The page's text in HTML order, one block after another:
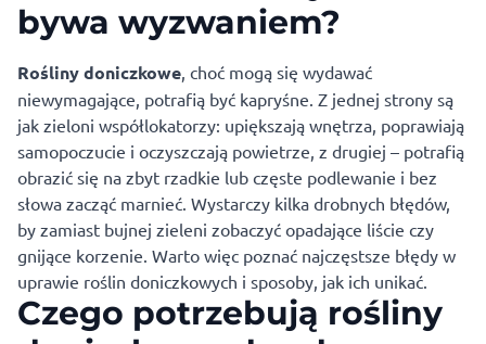
bywa wyzwaniem?
Rośliny doniczkowe, choć mogą się wydawać
niewymagające, potrafią być kapryśne. Z jednej strony są
jak zieloni współlokatorzy: upiększają wnętrza, poprawiają
samopoczucie i oczyszczają powietrze, z drugiej – potrafią
obrazić się na zbyt rzadkie lub częste podlewanie i bez
słowa zacząć marnieć. Wystarczy kilka drobnych błędów,
by zamiast bujnej zieleni zobaczyć opadające liście czy
gnijące korzenie. Warto więc poznać najczęstsze błędy w
uprawie roślin doniczkowych i sposoby, jak ich unikać.
Czego potrzebują rośliny